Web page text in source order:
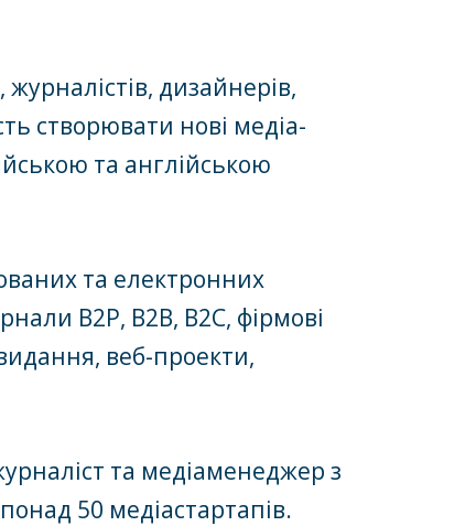
дизайнерів,
створювати нові медіа-
та англійською
та електронних
В2Р, В2В, В2С, фірмові
веб-проекти,
та медіаменеджер з
50 медіастартапів.